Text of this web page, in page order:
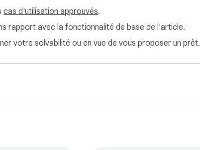
cas d'utilisation approuvés.
rapport avec la fonctionnalité de base de l'article.
votre solvabilité ou en vue de vous proposer un prêt.